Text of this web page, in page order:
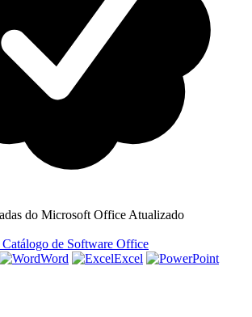
do Microsoft Office Atualizado
Catálogo de Software Office
Word
Excel